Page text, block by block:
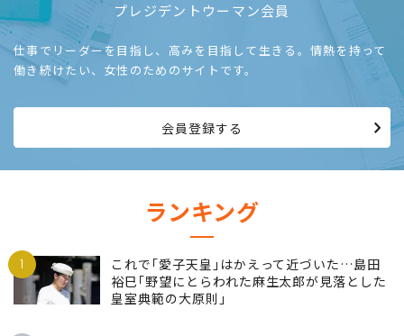
プレジデントウーマン会員
仕事でリーダーを目指し、高みを目指して生きる。情熱を持って
働き続けたい、女性のためのサイトです。
会員登録する
ランキング
1
これで｢愛子天皇｣はかえって近づいた…島田
裕巳｢野望にとらわれた麻生太郎が見落とした
皇室典範の大原則｣